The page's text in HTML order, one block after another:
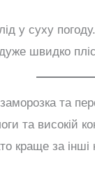
у суху
швидко
та
та високій
краще за інші